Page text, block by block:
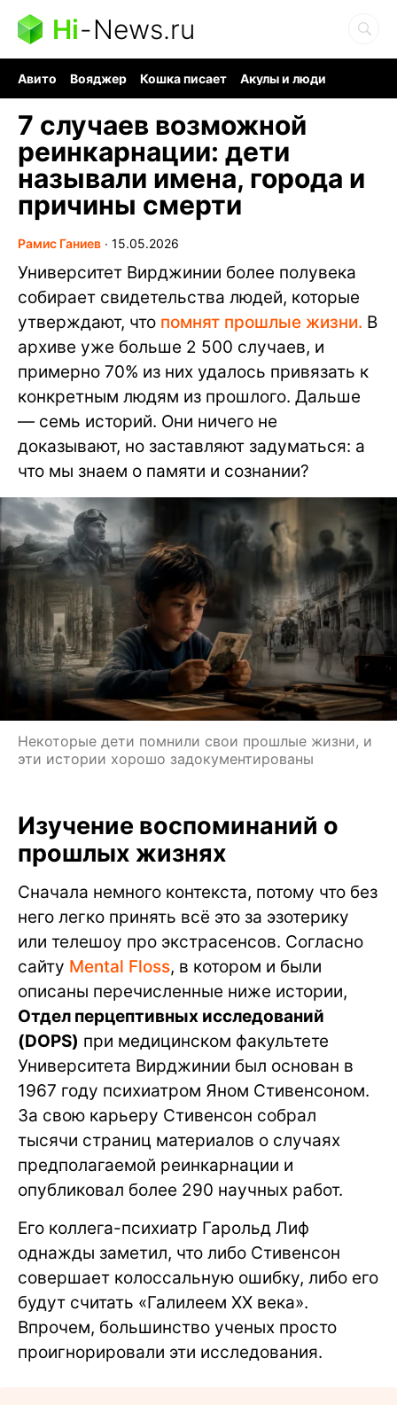
Hi-News.ru
Авито Вояджер Кошка писает
Акулы и люди
7 случаев возможной
реинкарнации: дети
называли имена, города и
причины смерти
Рамис Ганиев ∙ 15.05.2026
Университет Вирджинии более полувека
собирает свидетельства людей, которые
утверждают, что помнят прошлые жизни. В
архиве уже больше 2 500 случаев, и
примерно 70% из них удалось привязать к
конкретным людям из прошлого. Дальше
— семь историй. Они ничего не
доказывают, но заставляют задуматься: а
что мы знаем о памяти и сознании?
Некоторые дети помнили свои прошлые жизни, и
эти истории хорошо задокументированы
Изучение воспоминаний о
прошлых жизнях
Сначала немного контекста, потому что без
него легко принять всё это за эзотерику
или телешоу про экстрасенсов. Согласно
сайту Mental Floss, в котором и были
описаны перечисленные ниже истории,
Отдел перцептивных исследований
(DOPS) при медицинском факультете
Университета Вирджинии был основан в
1967 году психиатром Яном Стивенсоном.
За свою карьеру Стивенсон собрал
тысячи страниц материалов о случаях
предполагаемой реинкарнации и
опубликовал более 290 научных работ.
Его коллега-психиатр Гарольд Лиф
однажды заметил, что либо Стивенсон
совершает колоссальную ошибку, либо его
будут считать «Галилеем XX века».
Впрочем, большинство ученых просто
проигнорировали эти исследования.